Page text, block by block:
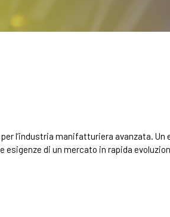
l’industria manifatturiera avanzata. Un
di un mercato in rapida